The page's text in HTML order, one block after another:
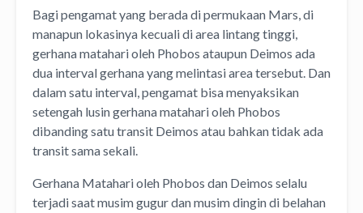
Bagi pengamat yang berada di permukaan Mars, di
manapun lokasinya kecuali di area lintang tinggi,
gerhana matahari oleh Phobos ataupun Deimos ada
dua interval gerhana yang melintasi area tersebut. Dan
dalam satu interval, pengamat bisa menyaksikan
setengah lusin gerhana matahari oleh Phobos
dibanding satu transit Deimos atau bahkan tidak ada
transit sama sekali.
Gerhana Matahari oleh Phobos dan Deimos selalu
terjadi saat musim gugur dan musim dingin di belahan